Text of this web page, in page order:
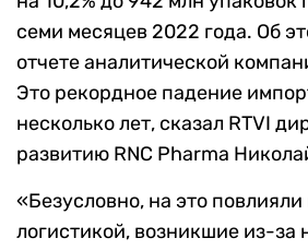
семи месяцев 2022 года. Об
отчете аналитической
Это рекордное падение
несколько лет, сказал RTVI
развитию RNC Pharma
«Безусловно, на это
логистикой, возникшие из-за